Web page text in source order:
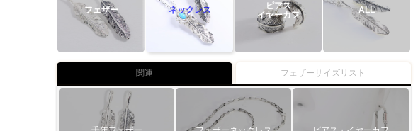
フェザー ネックレス
ピアス
イヤーカフ
ALL
関連 フェザーサイズリスト